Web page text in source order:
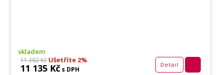
skladem
11 362 KčUšetříte 2%
11 135 Kč s DPH
Detail